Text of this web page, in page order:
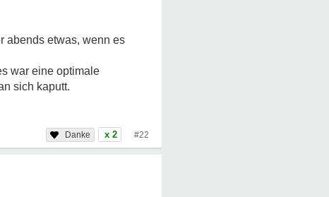
abends etwas, wenn es
war eine optimale
sich kaputt.
x 2 #22